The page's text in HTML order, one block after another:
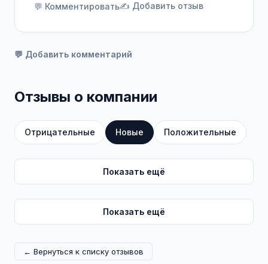
💬 Комментировать✍️ Добавить отзыв
💬 Добавить комментарий
Отзывы о компании
Отрицательные Новые Положительные
Показать ещё
Показать ещё
← Вернуться к списку отзывов